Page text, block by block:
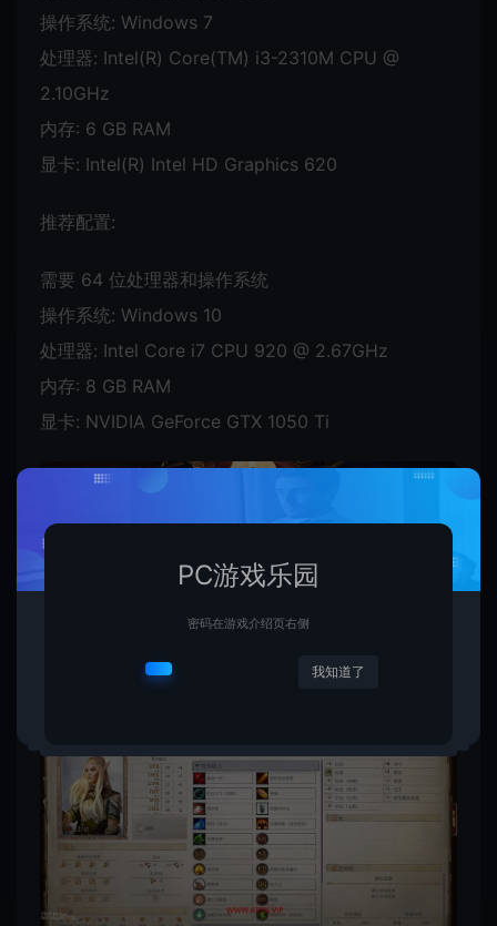
操作系统: Windows 7
处理器: Intel(R) Core(TM) i3-2310M CPU @
2.10GHz
内存: 6 GB RAM
显卡: Intel(R) Intel HD Graphics 620
推荐配置:
需要 64 位处理器和操作系统
操作系统: Windows 10
处理器: Intel Core i7 CPU 920 @ 2.67GHz
内存: 8 GB RAM
显卡: NVIDIA GeForce GTX 1050 Ti
PC游戏乐园
密码在游戏介绍页右侧
我知道了